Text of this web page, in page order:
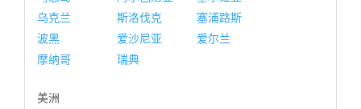
乌克兰
斯洛伐克
塞浦路斯
波黑
爱沙尼亚
爱尔兰
摩纳哥
瑞典
美洲